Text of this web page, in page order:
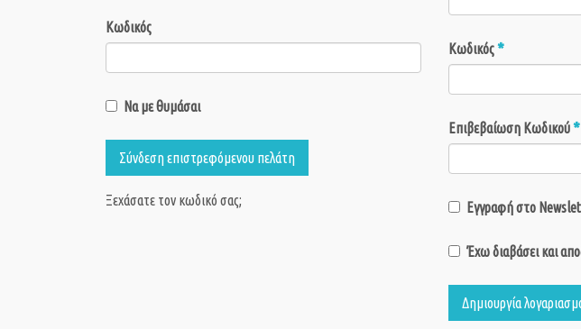
Κωδικός
Να με θυμάσαι
Σύνδεση επιστρεφόμενου πελάτη
Ξεχάσατε τον κωδικό σας;
Κωδικός*
Επιβεβαίωση Κωδικού*
Εγγραφή στο
Έχω διαβάσει και
Δημιουργία